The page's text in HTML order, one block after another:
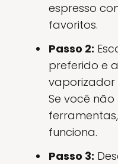
espresso
favoritos.
Passo 2:
preferido e
vaporizador
Se você não
funciona.
Passo 3: